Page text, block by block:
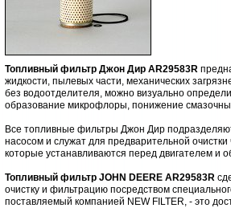
Топливный фильтр Джон Дир AR29583R
жидкости, пылевых части, механических
без водоотделителя, можно визуально
образование микрофлоры, понижение
Все топливные фильтры Джон Дир
насосом и служат для предварительной
которые устанавливаются перед двигателем и
Топливный фильтр JOHN DEERE AR29583R
очистку и фильтрацию посредством
поставляемый компанией NEW FILTER, - это